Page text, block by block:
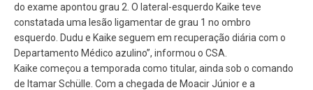
do exame apontou grau 2. O lateral-esquerdo Kaike teve
constatada uma lesão ligamentar de grau 1 no ombro
esquerdo. Dudu e Kaike seguem em recuperação diária com o
Departamento Médico azulino”, informou o CSA.
Kaike começou a temporada como titular, ainda sob o comando
de Itamar Schülle. Com a chegada de Moacir Júnior e a